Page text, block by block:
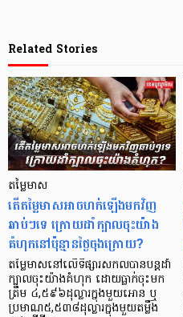
Related Stories
តម្លៃមាស
តើតម្លៃមាសអាចហក់ឡើងមកវិញ
ឆាប់ៗទេ ក្រោយដាំក្បាលចុះយ៉ាង
គំហុកនៅប៉ុន្មានថ្ងៃចុងក្រោយ?
តម្លៃមាសនៅលើទីផ្សារសកលបានបន្តដាំ
ក្បាលចុះយ៉ាងគំហុក ដោយធ្លាក់ចុះមក
ត្រឹម ៤,៥៩៦ដុល្លារក្នុងមួយអោន ឬ
ប្រមាណ៥,៥៣៨ដុល្លារក្នុងមួយតម្លឹង